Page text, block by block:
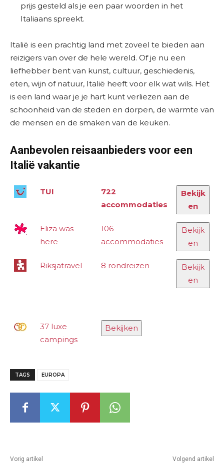
prijs gesteld als je een paar woorden in het
Italiaans spreekt.
Italië is een prachtig land met zoveel te bieden aan
reizigers van over de hele wereld. Of je nu een
liefhebber bent van kunst, cultuur, geschiedenis,
eten, wijn of natuur, Italië heeft voor elk wat wils. Het
is een land waar je je hart kunt verliezen aan de
schoonheid van de steden en dorpen, de warmte van
de mensen en de smaken van de keuken.
Aanbevolen reisaanbieders voor een
Italië vakantie
TUI
722
accommodaties
Bekijk
en
Eliza was
here
106
accommodaties
Bekijk
en
Riksjatravel 8 rondreizen
Bekijk
en
37 luxe
campings
Bekijken
TAGS EUROPA
Vorig artikel Volgend artikel